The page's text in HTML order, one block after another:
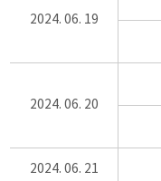
2024. 06. 19
2024. 06. 20
2024. 06. 21